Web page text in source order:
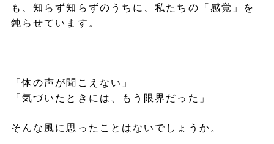
も、知らず知らずのうちに、私たちの「感覚」を
鈍らせています。
「体の声が聞こえない」
「気づいたときには、もう限界だった」
そんな風に思ったことはないでしょうか。